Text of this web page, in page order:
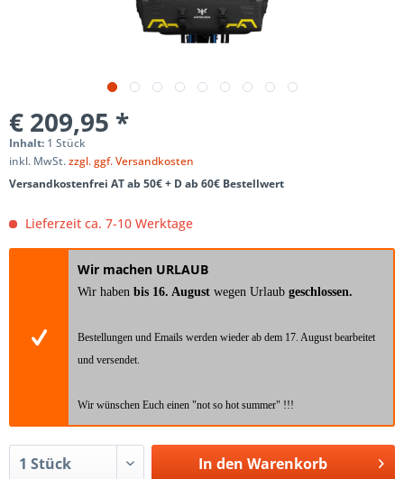
€ 209,95 *
Inhalt: 1 Stück
inkl. MwSt.zzgl. ggf. Versandkosten
Versandkostenfrei AT ab 50€ + D ab 60€ Bestellwert
Lieferzeit ca. 7-10 Werktage
Wir machen URLAUB
Wir haben bis 16. August wegen Urlaub geschlossen.
Bestellungen und Emails werden wieder ab dem 17. August bearbeitet
und versendet.
Wir wünschen Euch einen "not so hot summer" !!!
In den Warenkorb